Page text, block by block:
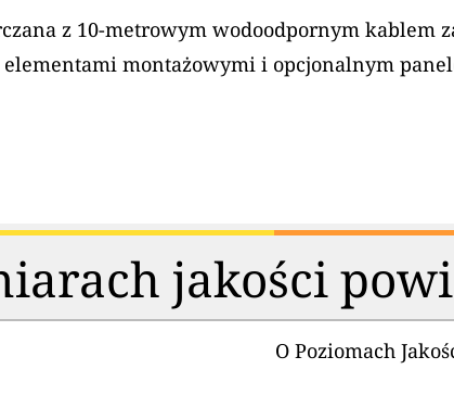
z 10-metrowym wodoodpornym kablem
elementami montażowymi i opcjonalnym
jakości
O Poziomach